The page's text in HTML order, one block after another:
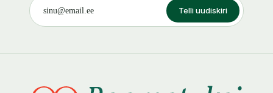
Telli uudiskiri